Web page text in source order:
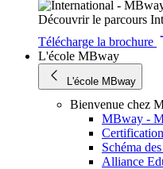
Découvrir le parcours
Télécharge la brochure
L'école MBway
L'école MBway
Bienvenue chez
MBway -
Schéma
Alliance